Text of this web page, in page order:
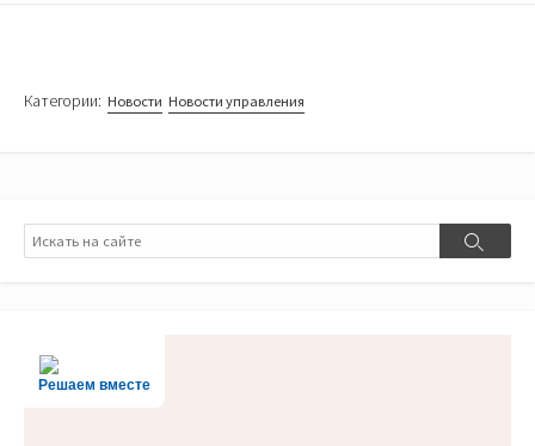
Категории: Новости Новости управления
Поиск
Поиск
Решаем вместе